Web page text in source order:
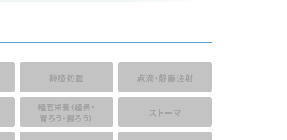
褥瘡処置 点滴・静脈注射
経管栄養 （経鼻・
胃ろう・腸ろう）
ストーマ